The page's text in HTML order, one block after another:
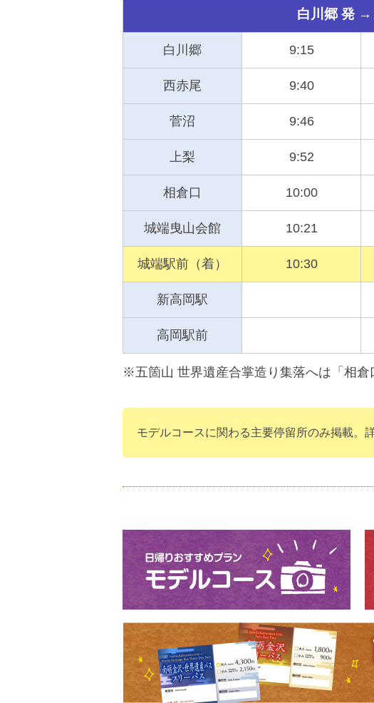
白川郷 発 →
白川郷 9:15
西赤尾 9:40
菅沼 9:46
上梨 9:52
相倉口 10:00
城端曳山会館 10:21
城端駅前（着） 10:30
新高岡駅
高岡駅前
※五箇山 世界遺産合掌造り集落へは「相
モデルコースに関わる主要停留所のみ掲載。